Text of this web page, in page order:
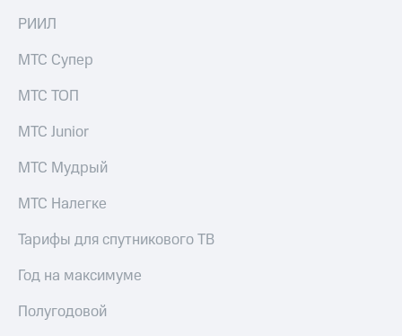
РИИЛ
МТС Супер
МТС ТОП
МТС Junior
МТС Мудрый
МТС Налегке
Тарифы для спутникового ТВ
Год на максимуме
Полугодовой